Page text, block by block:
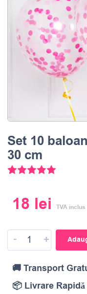
Set 10
30 cm
5
18 lei TVA inclus
- +
🚚 Transport
📦 Livrare